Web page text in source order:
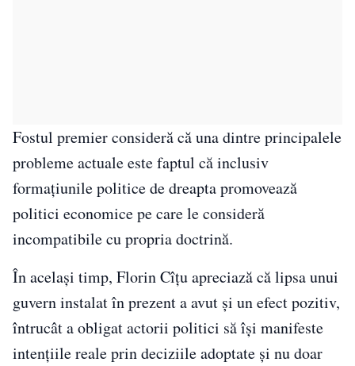
Fostul premier consideră că una dintre principalele
probleme actuale este faptul că inclusiv
formațiunile politice de dreapta promovează
politici economice pe care le consideră
incompatibile cu propria doctrină.
În același timp, Florin Cîțu apreciază că lipsa unui
guvern instalat în prezent a avut și un efect pozitiv,
întrucât a obligat actorii politici să își manifeste
intențiile reale prin deciziile adoptate și nu doar